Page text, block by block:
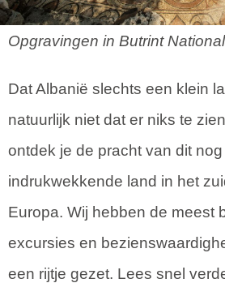
Opgravingen in Butrint
Dat Albanië slechts een klein
natuurlijk niet dat er niks te
ontdek je de pracht van dit
indrukwekkende land in het
Europa. Wij hebben de meest
excursies en
een rijtje gezet. Lees snel